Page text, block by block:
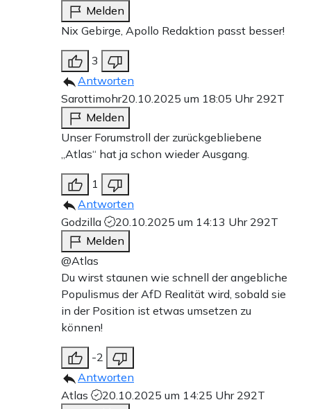
Melden
Nix Gebirge, Apollo Redaktion passt besser!
3
Antworten
Sarottimohr20.10.2025 um 18:05 Uhr 292T
Melden
Unser Forumstroll der zurückgebliebene
„Atlas“ hat ja schon wieder Ausgang.
1
Antworten
Godzilla
20.10.2025 um 14:13 Uhr 292T
Melden
@Atlas
Du wirst staunen wie schnell der angebliche
Populismus der AfD Realität wird, sobald sie
in der Position ist etwas umsetzen zu
können!
-2
Antworten
Atlas
20.10.2025 um 14:25 Uhr 292T